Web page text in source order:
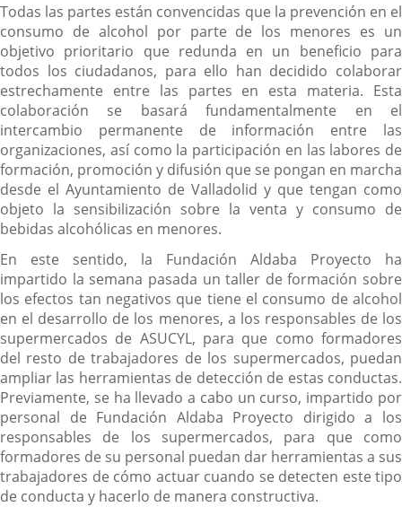
Todas las partes están convencidas que la prevención en el
consumo de alcohol por parte de los menores es un
objetivo prioritario que redunda en un beneficio para
todos los ciudadanos, para ello han decidido colaborar
estrechamente entre las partes en esta materia. Esta
colaboración se basará fundamentalmente en el
intercambio permanente de información entre las
organizaciones, así como la participación en las labores de
formación, promoción y difusión que se pongan en marcha
desde el Ayuntamiento de Valladolid y que tengan como
objeto la sensibilización sobre la venta y consumo de
bebidas alcohólicas en menores.
En este sentido, la Fundación Aldaba Proyecto ha
impartido la semana pasada un taller de formación sobre
los efectos tan negativos que tiene el consumo de alcohol
en el desarrollo de los menores, a los responsables de los
supermercados de ASUCYL, para que como formadores
del resto de trabajadores de los supermercados, puedan
ampliar las herramientas de detección de estas conductas.
Previamente, se ha llevado a cabo un curso, impartido por
personal de Fundación Aldaba Proyecto dirigido a los
responsables de los supermercados, para que como
formadores de su personal puedan dar herramientas a sus
trabajadores de cómo actuar cuando se detecten este tipo
de conducta y hacerlo de manera constructiva.